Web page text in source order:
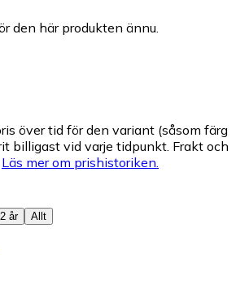
den här produkten ännu.
över tid för den variant (såsom färg
billigast vid varje tidpunkt. Frakt och
Läs mer om prishistoriken.
2 år Allt